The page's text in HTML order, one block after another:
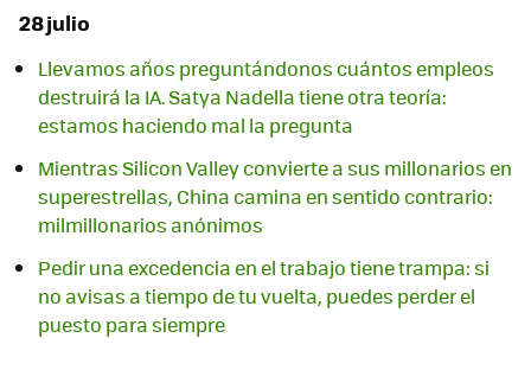
28 julio
Llevamos años preguntándonos cuántos empleos
destruirá la IA. Satya Nadella tiene otra teoría:
estamos haciendo mal la pregunta
Mientras Silicon Valley convierte a sus millonarios en
superestrellas, China camina en sentido contrario:
milmillonarios anónimos
Pedir una excedencia en el trabajo tiene trampa: si
no avisas a tiempo de tu vuelta, puedes perder el
puesto para siempre